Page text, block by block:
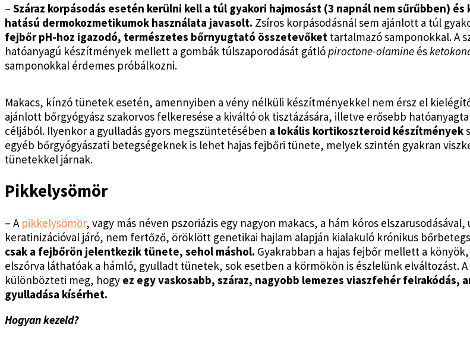
– Száraz korpásodás esetén kerülni kell a túl gyakori hajmosást (3 napnál nem sűrűbben)
hatású dermokozmetikumok használata javasolt. Zsíros korpásodásnál sem ajánlott a túl
fejbőr pH-hoz igazodó, természetes bőrnyugtató összetevőket tartalmazó samponokkal. A
hatóanyagú készítmények mellett a gombák túlszaporodását gátlópiroctone-olamine és
samponokkal érdemes próbálkozni.
Makacs, kínzó tünetek esetén, amennyiben a vény nélküli készítményekkel nem érsz el
ajánlott bőrgyógyász szakorvos felkeresése a kiváltó ok tisztázására, illetve erősebb
céljából. Ilyenkor a gyulladás gyors megszüntetésében a lokális kortikoszteroid készítmények
egyéb bőrgyógyászati betegségeknek is lehet hajas fejbőri tünete, melyek szintén gyakran
tünetekkel járnak.
Pikkelysömör
– A pikkelysömör, vagy más néven pszoriázis egy nagyon makacs, a hám kóros
keratinizációval járó, nem fertőző, öröklött genetikai hajlam alapján kialakuló krónikus
csak a fejbőrön jelentkezik tünete, sehol máshol. Gyakrabban a hajas fejbőr mellett a
elszórva láthatóak a hámló, gyulladt tünetek, sok esetben a körmökön is észlelünk elváltozást.
különbözteti meg, hogy ez egy vaskosabb, száraz, nagyobb lemezes viaszfehér felrakódás,
gyulladása kísérhet.
Hogyan kezeld?